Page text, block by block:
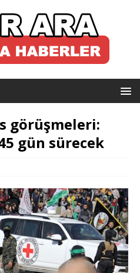
görüşmeleri:
gün sürecek